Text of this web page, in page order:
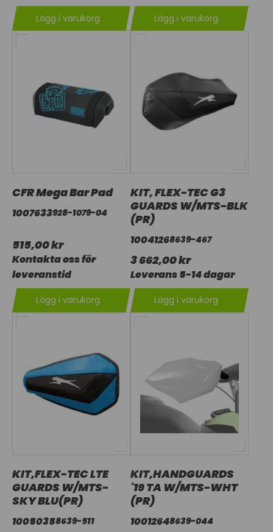
Lägg i varukorg Lägg i varukorg
CFR Mega Bar Pad
1007633928-1079-04
515,00 kr
Kontakta oss för
leveranstid
Lägg i varukorg
KIT, FLEX-TEC G3
GUARDS W/MTS-BLK
(PR)
10041268639-467
3 662,00 kr
Leverans 5-14 dagar
Lägg i varukorg
KIT,FLEX-TEC LTE
GUARDS W/MTS-
SKY BLU(PR)
10050358639-511
KIT,HANDGUARDS
'19 TA W/MTS-WHT
(PR)
10012648639-044